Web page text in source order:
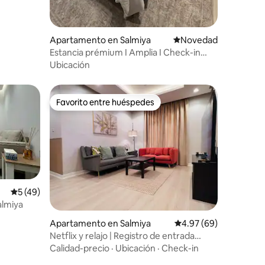
Apartamento en Salmiya Lugar para
Novedad
Estancia prémium I Amplia I Check-in
autónomo - Salmiya
Ubicación
Calificación promedio: 5 de 5, 49 reseñas
5 (49)
Favorito entre huéspedes
Favorito entre huéspedes
Apartamento en Salmiya Calificación
4.97 (69)
Netflix y relajo | Registro de entrada
autónomo y tranquilo en Salmiya
Calidad-precio · Ubicación · Check-in